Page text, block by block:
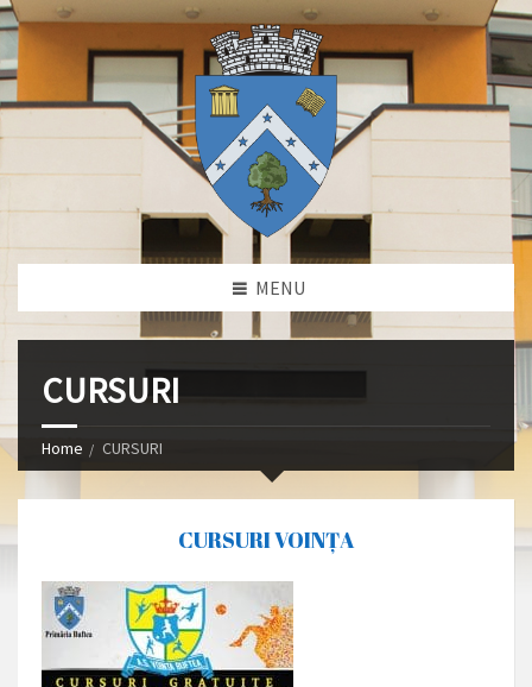
MENU
CURSURI
Home CURSURI
CURSURI VOINȚA